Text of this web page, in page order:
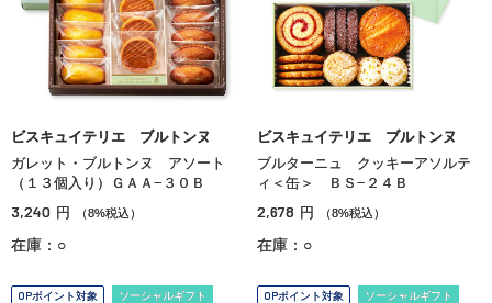
ビスキュイテリエ ブルトンヌ
ガレット・ブルトンヌ アソート
（１３個入り）ＧＡＡ−３０Ｂ
3,240 円 （8%税込）
在庫：○
OPポイント対象 ソーシャルギフト
ビスキュイテリエ ブルトンヌ
ブルターニュ クッキーアソルテ
ィ＜缶＞ ＢＳ−２４Ｂ
2,678 円 （8%税込）
在庫：○
OPポイント対象 ソーシャルギフト